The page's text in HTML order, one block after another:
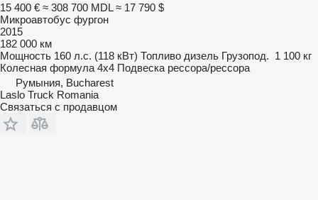
15 400 € ≈ 308 700 MDL ≈ 17 790 $
Микроавтобус фургон
2015
182 000 км
Мощность 160 л.с. (118 кВт) Топливо дизель Грузопод. 1 100 кг
Колесная формула 4x4 Подвеска рессора/рессора
Румыния, Bucharest
Laslo Truck Romania
Связаться с продавцом